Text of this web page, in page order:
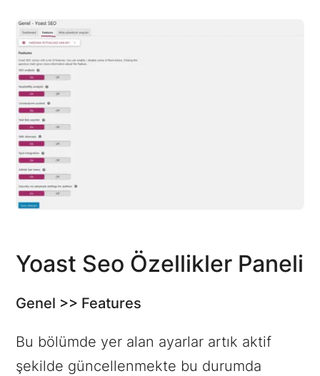
Yoast Seo Özellikler Paneli
Genel >> Features
Bu bölümde yer alan ayarlar artık aktif
şekilde güncellenmekte bu durumda